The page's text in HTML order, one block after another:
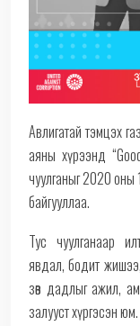
Авлигатай тэмцэх
аяны хүрээнд
чуулганыг 2020 оны
байгууллаа.
Тус чуулганаар
явдал, бодит жишээ,
зөв дадлыг ажил,
залууст хүргэсэн юм.